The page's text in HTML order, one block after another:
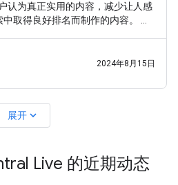
认为真正实用的内容，减少让人感
取得良好排名而制作的内容。 在
户搜索内容相关的、提供实用原创
2024年8月15日
展开 expand_more
Live 的近期动态